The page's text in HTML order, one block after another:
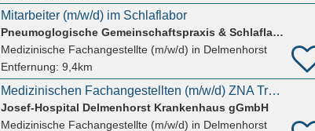
Mitarbeiter (m/w/d) im Schlaflabor
Pneumoglogische Gemeinschaftspraxis & Schlaflabor Delmenhorst Ute Hesebeck und Hayung Schröder
Medizinische Fachangestellte (m/w/d) in Delmenhorst
Entfernung: 9,4km
Medizinischen Fachangestellten (m/w/d) ZNA Tresen/Holding
Josef-Hospital Delmenhorst Krankenhaus gGmbH
Medizinische Fachangestellte (m/w/d) in Delmenhorst